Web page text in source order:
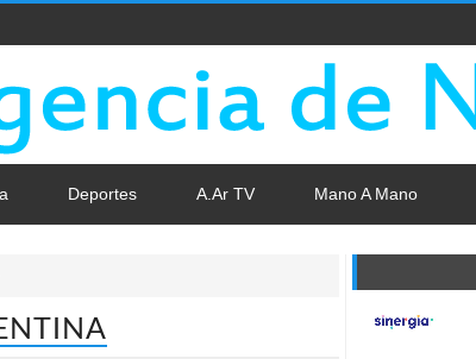
Deportes A.Ar TV Mano A Mano